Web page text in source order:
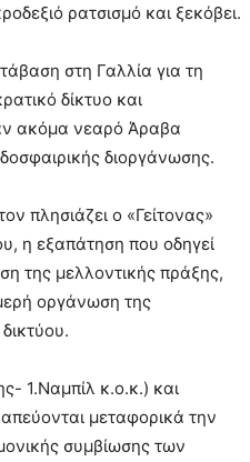
ρατσισμό και ξεκόβει.
στη Γαλλία για τη
δίκτυο και
ακόμα νεαρό Άραβα
διοργάνωσης.
πλησιάζει ο «Γείτονας»
η εξαπάτηση που οδηγεί
της μελλοντικής πράξης,
οργάνωση της
1.Ναμπίλ κ.ο.κ.) και
μεταφορικά την
συμβίωσης των